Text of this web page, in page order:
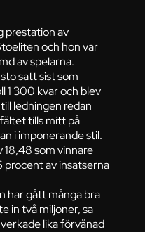
prestation av
och hon var
av spelarna.
satt sist som
1 300 kvar och blev
ledningen redan
tills mitt på
i imponerande stil.
som vinnare
procent av insatserna
har gått många bra
in två miljoner, sa
lika förvånad